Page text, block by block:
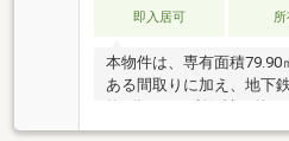
即入居可
本物件は、専有面積79.90
ある間取りに加え、地下
約5分という利便性を兼ね
ンションです☆博多・天